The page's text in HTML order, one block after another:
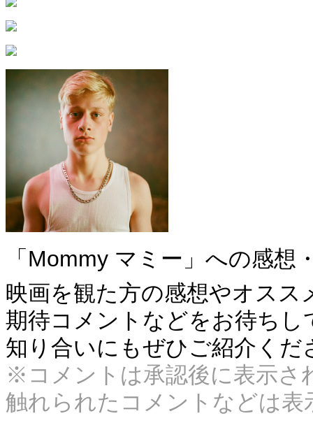
「Mommy マミー」への感
映画を観た方の感想やオス
期待コメントなどをお待ち
知り合いにもぜひご紹介くだ
※コメントは承認後に表示さ
触れられたコメントなどは